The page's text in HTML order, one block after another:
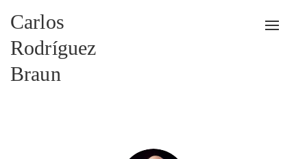
Carlos
Rodríguez
Braun